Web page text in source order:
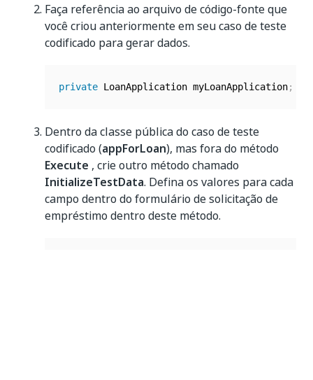
Faça referência ao arquivo de código-fonte que
você criou anteriormente em seu caso de teste
codificado para gerar dados.
private LoanApplication myLoanApplication;
Dentro da classe pública do caso de teste
codificado (appForLoan), mas fora do método
Execute , crie outro método chamado
InitializeTestData. Defina os valores para cada
campo dentro do formulário de solicitação de
empréstimo dentro deste método.